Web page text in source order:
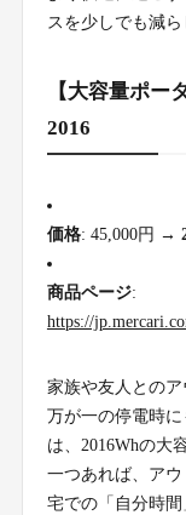
スを少しでも減ら
【大容量ポー
2016
価格: 45,000円 →
商品ページ:
https://
家族や友人との
万が一の停電時
は、2016Whの大
一つあれば、ア
宅での「自分時間